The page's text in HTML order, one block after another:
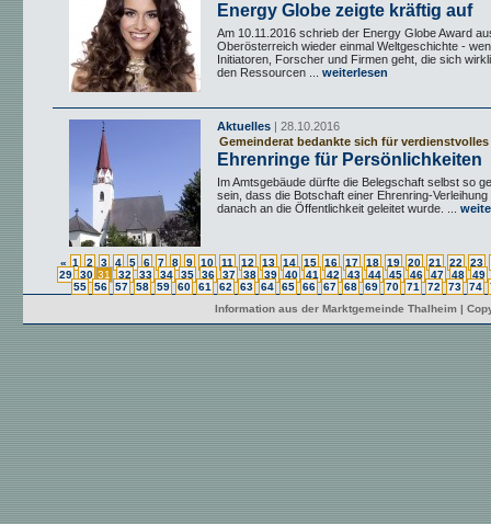
Energy Globe zeigte kräftig auf
Am 10.11.2016 schrieb der Energy Globe Award
Oberösterreich wieder einmal Weltgeschichte -
Initiatoren, Forscher und Firmen geht, die sich
den Ressourcen ...
weiterlesen
Aktuelles | 28.10.2016
Gemeinderat bedankte sich für verdienstvolles
Ehrenringe für Persönlichkeiten
Im Amtsgebäude dürfte die Belegschaft selbst so
sein, dass die Botschaft einer Ehrenring-
danach an die Öffentlichkeit geleitet wurde. ...
« 1 2 3 4 5 6 7 8 9 10 11 12 13 14 15 16 17 18 19 20 21 22 23
29
30 31 32 33 34 35 36 37 38 39 40 41 42 43 44 45 46 47 48
49
55
56 57 58 59 60 61 62 63 64 65 66 67 68 69 70 71 72 73 74
Information aus der Marktgemeinde Thalheim |